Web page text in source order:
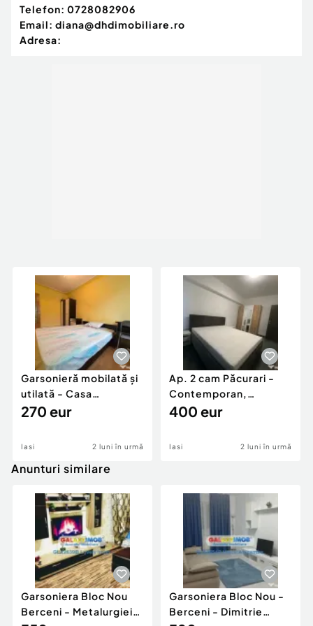
Telefon: 0728082906
Email: diana@dhdimobiliare.ro
Adresa:
Garsonieră mobilată și
utilată - Casa
Sindicatelor
270 eur
Iasi 2 luni în urmă
Ap. 2 cam Păcurari -
Contemporan,
încălzire în pardoseală
400 eur
Iasi 2 luni în urmă
Anunturi similare
Garsoniera Bloc Nou
Berceni - Metalurgiei
Garsoniera Bloc Nou -
Berceni - Dimitrie